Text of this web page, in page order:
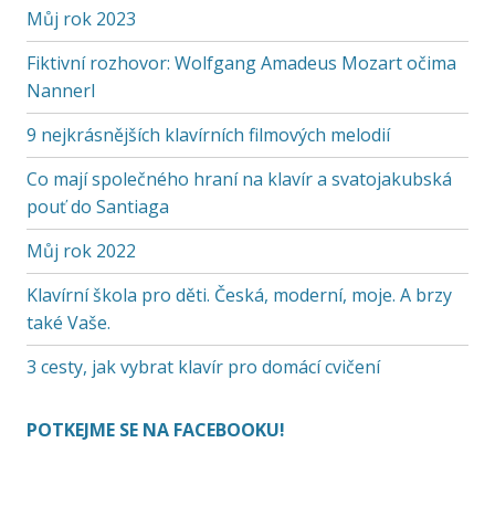
Můj rok 2023
Fiktivní rozhovor: Wolfgang Amadeus Mozart očima
Nannerl
9 nejkrásnějších klavírních filmových melodií
Co mají společného hraní na klavír a svatojakubská
pouť do Santiaga
Můj rok 2022
Klavírní škola pro děti. Česká, moderní, moje. A brzy
také Vaše.
3 cesty, jak vybrat klavír pro domácí cvičení
POTKEJME SE NA FACEBOOKU!